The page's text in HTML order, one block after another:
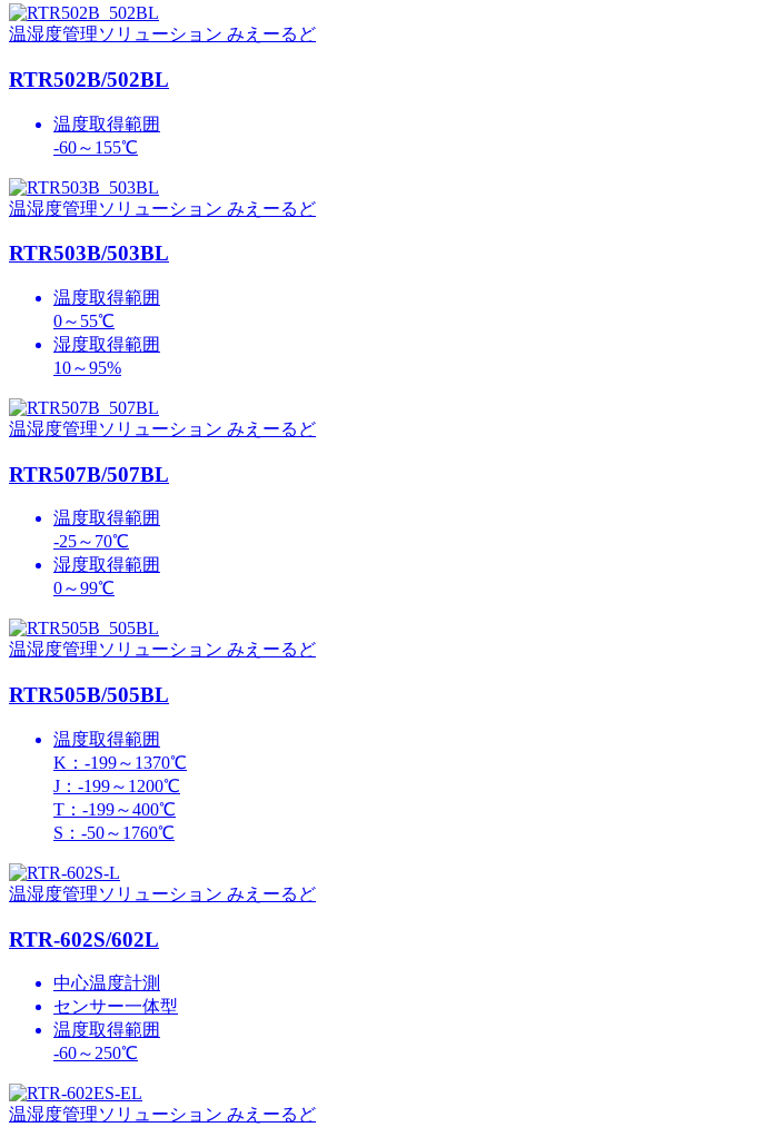
温湿度管理ソリューション みえーるど
RTR502B/502BL
温度取得範囲
-60～155℃
温湿度管理ソリューション みえーるど
RTR503B/503BL
温度取得範囲
0～55℃
湿度取得範囲
10～95%
温湿度管理ソリューション みえーるど
RTR507B/507BL
温度取得範囲
-25～70℃
湿度取得範囲
0～99℃
温湿度管理ソリューション みえーるど
RTR505B/505BL
温度取得範囲
K：-199～1370℃
J：-199～1200℃
T：-199～400℃
S：-50～1760℃
温湿度管理ソリューション みえーるど
RTR-602S/602L
中心温度計測
センサー一体型
温度取得範囲
-60～250℃
温湿度管理ソリューション みえーるど